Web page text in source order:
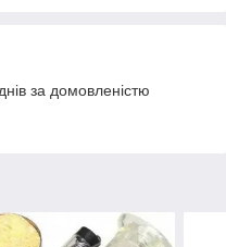
за домовленістю